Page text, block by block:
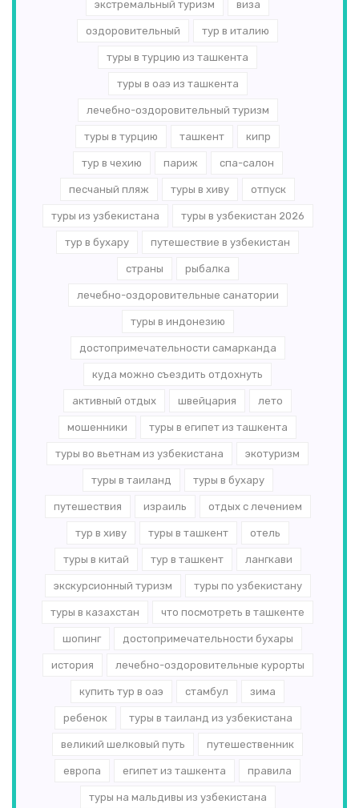
экстремальный туризм виза
оздоровительный тур в италию
туры в турцию из ташкента
туры в оаэ из ташкента
лечебно-оздоровительный туризм
туры в турцию ташкент кипр
тур в чехию париж спа-салон
песчаный пляж туры в хиву отпуск
туры из узбекистана туры в узбекистан 2026
тур в бухару путешествие в узбекистан
страны рыбалка
лечебно-оздоровительные санатории
туры в индонезию
достопримечательности самарканда
куда можно съездить отдохнуть
активный отдых швейцария лето
мошенники туры в египет из ташкента
туры во вьетнам из узбекистана экотуризм
туры в таиланд туры в бухару
путешествия израиль отдых с лечением
тур в хиву туры в ташкент отель
туры в китай тур в ташкент лангкави
экскурсионный туризм туры по узбекистану
туры в казахстан что посмотреть в ташкенте
шопинг достопримечательности бухары
история лечебно-оздоровительные курорты
купить тур в оаэ стамбул зима
ребенок туры в таиланд из узбекистана
великий шелковый путь путешественник
европа египет из ташкента правила
туры на мальдивы из узбекистана